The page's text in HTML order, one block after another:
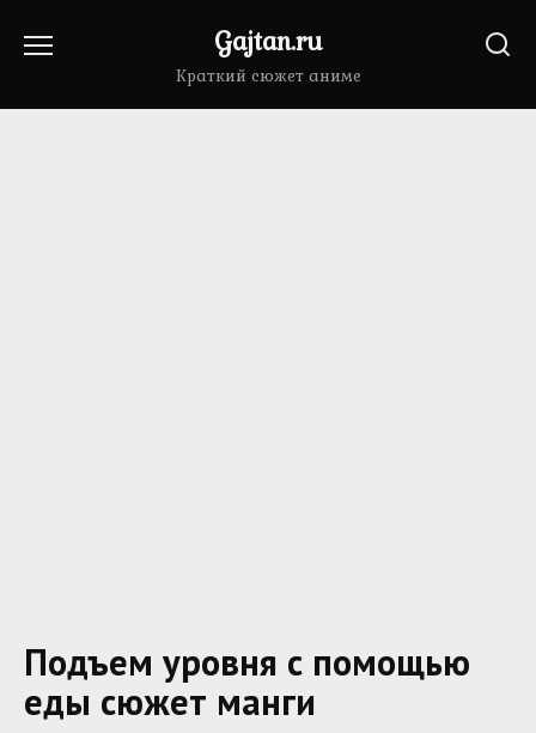
Gajtan.ru
Краткий сюжет аниме
Подъем уровня с помощью
еды сюжет манги